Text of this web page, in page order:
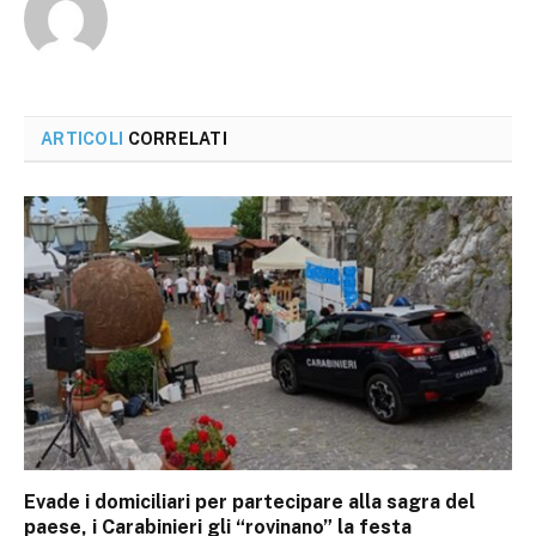
ARTICOLI CORRELATI
Evade i domiciliari per partecipare alla sagra del
paese, i Carabinieri gli “rovinano” la festa